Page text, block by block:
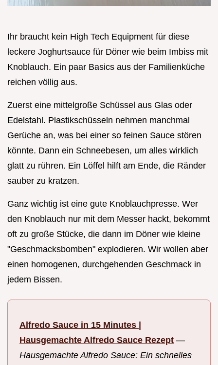
Ihr braucht kein High Tech Equipment für diese
leckere Joghurtsauce für Döner wie beim Imbiss mit
Knoblauch. Ein paar Basics aus der Familienküche
reichen völlig aus.
Zuerst eine mittelgroße Schüssel aus Glas oder
Edelstahl. Plastikschüsseln nehmen manchmal
Gerüche an, was bei einer so feinen Sauce stören
könnte. Dann ein Schneebesen, um alles wirklich
glatt zu rühren. Ein Löffel hilft am Ende, die Ränder
sauber zu kratzen.
Ganz wichtig ist eine gute Knoblauchpresse. Wer
den Knoblauch nur mit dem Messer hackt, bekommt
oft zu große Stücke, die dann im Döner wie kleine
"Geschmacksbomben" explodieren. Wir wollen aber
einen homogenen, durchgehenden Geschmack in
jedem Bissen.
Alfredo Sauce in 15 Minutes |
Hausgemachte Alfredo Sauce Rezept —
Hausgemachte Alfredo Sauce: Ein schnelles